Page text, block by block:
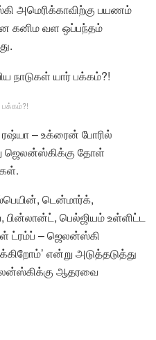
அமெரிக்காவிற்கு பயணம்
கனிம வள ஒப்பந்தம்
பக்கம்?!
ரஷ்யா – உக்ரைன் போரில்
ஜெலன்ஸ்கிக்கு தோள்
டென்மார்க்,
பின்லான்ட், பெல்ஜியம் உள்ளிட்ட
ட்ரம்ப் – ஜெலன்ஸ்கி
என்று அடுத்தடுத்து
ஆதரவை